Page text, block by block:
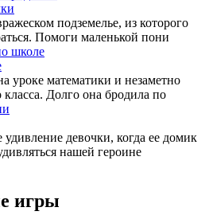
подземелье, из которого
Помоги маленькой пони
уроке математики и незаметно
класса. Долго она бродила по
девочки, когда ее домик
нашей героине
игры